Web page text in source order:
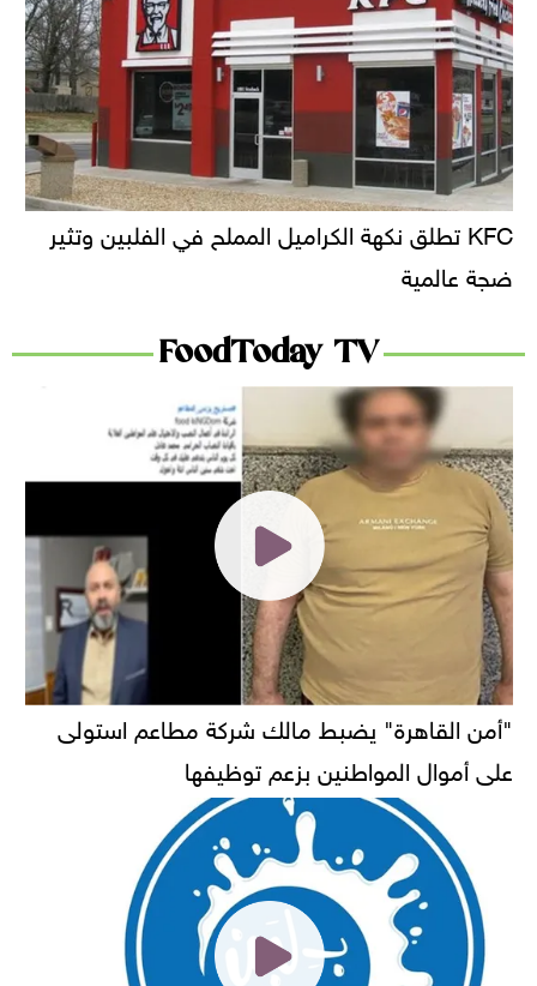
KFC تطلق نكهة الكراميل المملح في الفلبين وتثير
ضجة عالمية
FoodToday TV
"أمن القاهرة" يضبط مالك شركة مطاعم استولى
على أموال المواطنين بزعم توظيفها